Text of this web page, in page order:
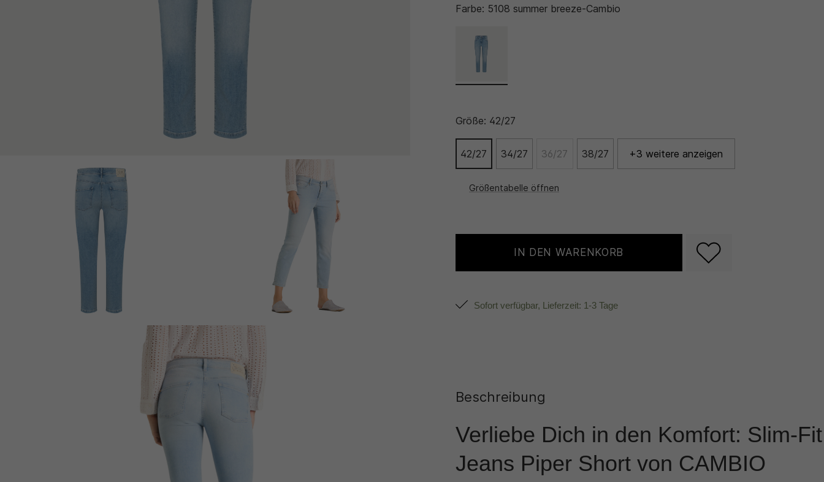
Farbe: 5108 summer breeze-Cambio
Größe: 42/27
42/27 34/27 36/27 38/27 +3 weitere anzeigen
Größentabelle öffnen
IN DEN WARENKORB
Sofort verfügbar, Lieferzeit: 1-3 Tage
Beschreibung
Verliebe Dich in den Komfort: Slim-Fit
Jeans Piper Short von CAMBIO